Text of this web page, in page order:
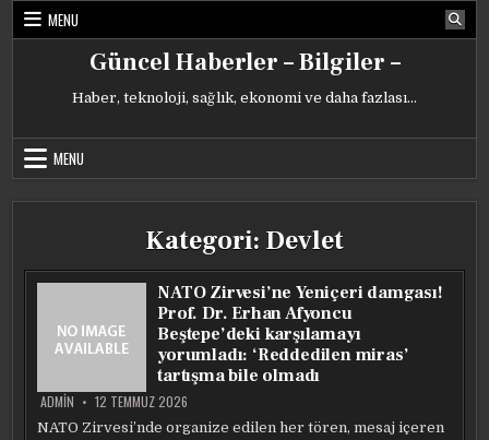
Skip
MENU
Güncel Haberler – Bilgiler –
Haber, teknoloji, sağlık, ekonomi ve daha fazlası…
MENU
Kategori: Devlet
NATO Zirvesi’ne Yeniçeri damgası!
Prof. Dr. Erhan Afyoncu
Beştepe’deki karşılamayı
yorumladı: ‘Reddedilen miras’
tartışma bile olmadı
ADMIN 12 TEMMUZ 2026
NATO Zirvesi’nde organize edilen her tören, mesaj içeren